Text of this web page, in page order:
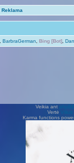
Reklama
BarbraGerman Bing [Bot]
Veikia ant
Vertė Vilius
Karma functions